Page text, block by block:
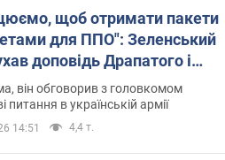
щоб отримати пакети
для ППО": Зеленський
доповідь Драпатого і
нові кроки
він обговорив з головкомом
питання в українській армії
14:51 4,4 т.